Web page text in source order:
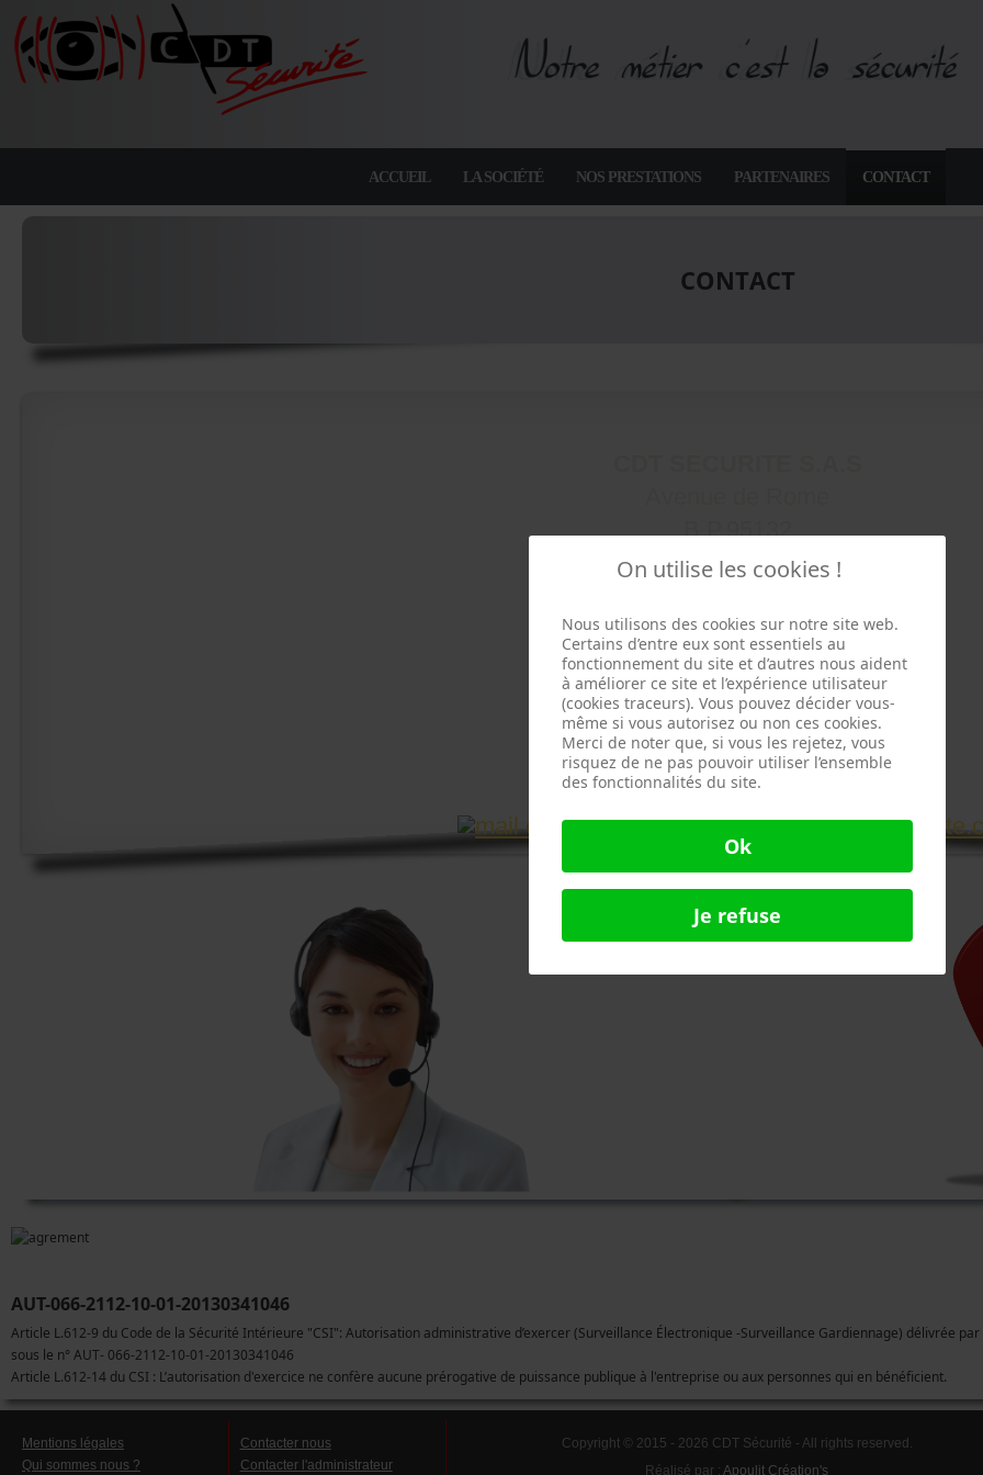
ACCUEIL LA SOCIÉTÉ NOS PRESTATIONS PARTENAIRES CONTACT
CONTACT
B.P.95132
66031 PERPIGNAN CEDEX
04.68.54.08.48
04.68.85.50.48
SERVICE COMMERCIAL
04.68.54.83.92
04.68.87.15.30
contact@telesurveillance-cdt-
AUT-066-2112-10-01-20130341046
Article L.612-9 du Code de la Sécurité Intérieure "CSI": Autorisation administrative d’exercer (Surveillance Électronique -Surveillance Gardiennage) délivrée
sous le n° AUT- 066-2112-10-01-20130341046
Article L.612-14 du CSI : L’autorisation d'exercice ne confère aucune prérogative de puissance publique à l'entreprise ou aux personnes qui en bénéficient.
Mentions légales
Qui sommes nous ?
Contacter nous
Contacter l'administrateur
Copyright © 2015 - 2026 CDT Sécurité - All rights reserved.
Réalisé par :Apoulit Création's
On utilise les cookies !
Nous utilisons des cookies sur notre site web.
Certains d’entre eux sont essentiels au
fonctionnement du site et d’autres nous aident
à améliorer ce site et l’expérience utilisateur
(cookies traceurs). Vous pouvez décider vous-
même si vous autorisez ou non ces cookies.
Merci de noter que, si vous les rejetez, vous
risquez de ne pas pouvoir utiliser l’ensemble
des fonctionnalités du site.
Ok
Je refuse